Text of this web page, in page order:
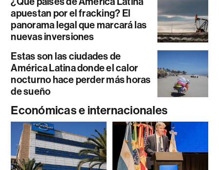
apuestan por el fracking? El
panorama legal que marcará las
nuevas inversiones
Estas son las ciudades de
América Latina donde el calor
nocturno hace perder más horas
de sueño
Económicas e internacionales